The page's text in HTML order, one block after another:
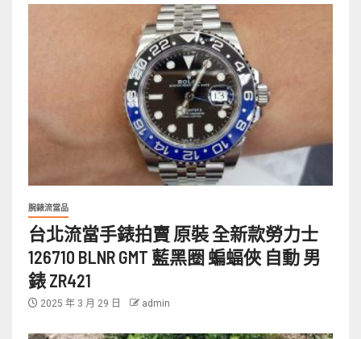
腕錶流當品
台北流當手錶拍賣 原裝 全新款勞力士
126710 BLNR GMT 藍黑圈 蝙蝠俠 自動 男
錶 ZR421
2025 年 3 月 29 日 admin